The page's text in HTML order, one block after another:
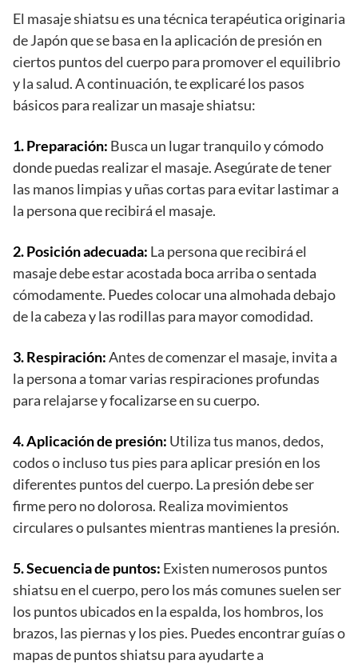
El masaje shiatsu es una técnica terapéutica originaria
de Japón que se basa en la aplicación de presión en
ciertos puntos del cuerpo para promover el equilibrio
y la salud. A continuación, te explicaré los pasos
básicos para realizar un masaje shiatsu:
1. Preparación: Busca un lugar tranquilo y cómodo
donde puedas realizar el masaje. Asegúrate de tener
las manos limpias y uñas cortas para evitar lastimar a
la persona que recibirá el masaje.
2. Posición adecuada: La persona que recibirá el
masaje debe estar acostada boca arriba o sentada
cómodamente. Puedes colocar una almohada debajo
de la cabeza y las rodillas para mayor comodidad.
3. Respiración:Antes de comenzar el masaje, invita a
la persona a tomar varias respiraciones profundas
para relajarse y focalizarse en su cuerpo.
4. Aplicación de presión: Utiliza tus manos, dedos,
codos o incluso tus pies para aplicar presión en los
diferentes puntos del cuerpo. La presión debe ser
firme pero no dolorosa. Realiza movimientos
circulares o pulsantes mientras mantienes la presión.
5. Secuencia de puntos: Existen numerosos puntos
shiatsu en el cuerpo, pero los más comunes suelen ser
los puntos ubicados en la espalda, los hombros, los
brazos, las piernas y los pies. Puedes encontrar guías o
mapas de puntos shiatsu para ayudarte a